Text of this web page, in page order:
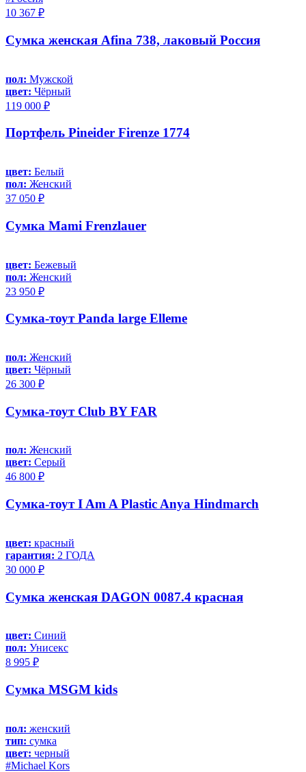
10 367 ₽
Сумка женская Afina 738, лаковый Россия
пол: Мужской
цвет: Чёрный
119 000 ₽
Портфель Pineider Firenze 1774
цвет: Белый
пол: Женский
37 050 ₽
Сумка Mami Frenzlauer
цвет: Бежевый
пол: Женский
23 950 ₽
Сумка-тоут Panda large Elleme
пол: Женский
цвет: Чёрный
26 300 ₽
Сумка-тоут Club BY FAR
пол: Женский
цвет: Серый
46 800 ₽
Сумка-тоут I Am A Plastic Anya Hindmarch
цвет: красный
гарантия: 2 ГОДА
30 000 ₽
Сумка женская DAGON 0087.4 красная
цвет: Синий
пол: Унисекс
8 995 ₽
Сумка MSGM kids
пол: женский
тип: сумка
цвет: черный
#Michael Kors